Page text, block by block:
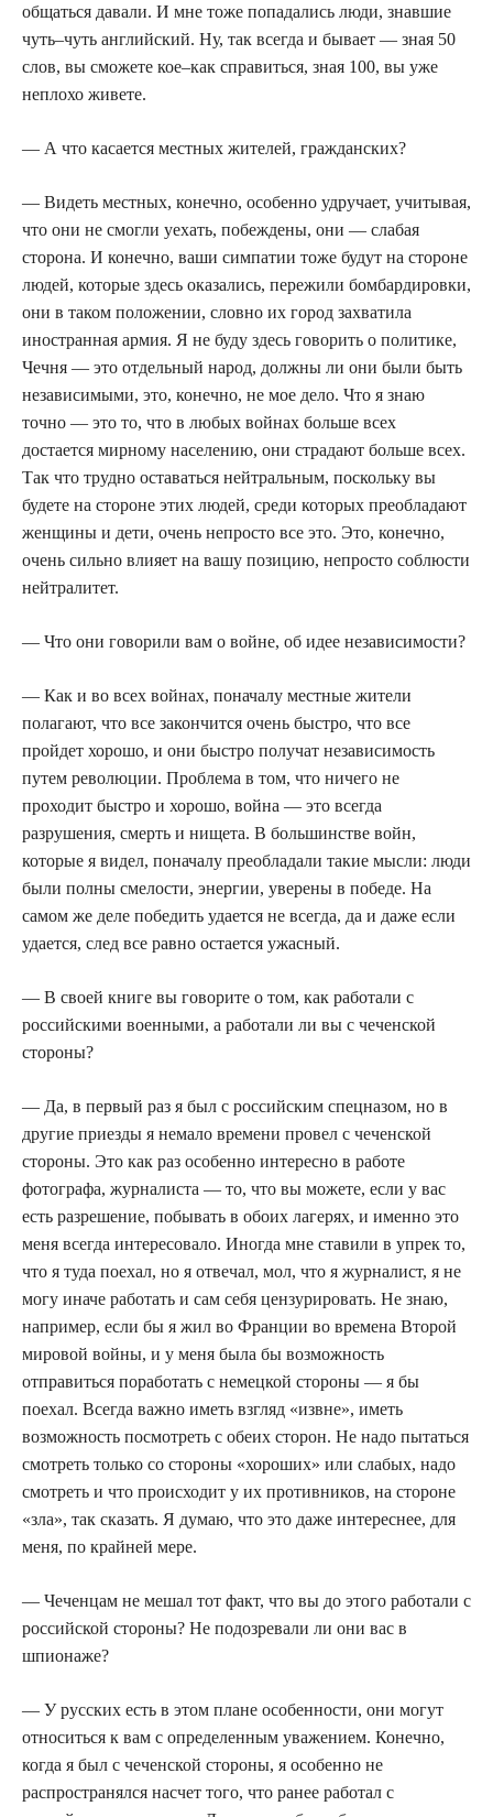
общаться давали. И мне тоже попадались люди, знавшие
чуть–чуть английский. Ну, так всегда и бывает — зная 50
слов, вы сможете кое–как справиться, зная 100, вы уже
неплохо живете.
— А что касается местных жителей, гражданских?
— Видеть местных, конечно, особенно удручает, учитывая,
что они не смогли уехать, побеждены, они — слабая
сторона. И конечно, ваши симпатии тоже будут на стороне
людей, которые здесь оказались, пережили бомбардировки,
они в таком положении, словно их город захватила
иностранная армия. Я не буду здесь говорить о политике,
Чечня — это отдельный народ, должны ли они были быть
независимыми, это, конечно, не мое дело. Что я знаю
точно — это то, что в любых войнах больше всех
достается мирному населению, они страдают больше всех.
Так что трудно оставаться нейтральным, поскольку вы
будете на стороне этих людей, среди которых преобладают
женщины и дети, очень непросто все это. Это, конечно,
очень сильно влияет на вашу позицию, непросто соблюсти
нейтралитет.
— Что они говорили вам о войне, об идее независимости?
— Как и во всех войнах, поначалу местные жители
полагают, что все закончится очень быстро, что все
пройдет хорошо, и они быстро получат независимость
путем революции. Проблема в том, что ничего не
проходит быстро и хорошо, война — это всегда
разрушения, смерть и нищета. В большинстве войн,
которые я видел, поначалу преобладали такие мысли: люди
были полны смелости, энергии, уверены в победе. На
самом же деле победить удается не всегда, да и даже если
удается, след все равно остается ужасный.
— В своей книге вы говорите о том, как работали с
российскими военными, а работали ли вы с чеченской
стороны?
— Да, в первый раз я был с российским спецназом, но в
другие приезды я немало времени провел с чеченской
стороны. Это как раз особенно интересно в работе
фотографа, журналиста — то, что вы можете, если у вас
есть разрешение, побывать в обоих лагерях, и именно это
меня всегда интересовало. Иногда мне ставили в упрек то,
что я туда поехал, но я отвечал, мол, что я журналист, я не
могу иначе работать и сам себя цензурировать. Не знаю,
например, если бы я жил во Франции во времена Второй
мировой войны, и у меня была бы возможность
отправиться поработать с немецкой стороны — я бы
поехал. Всегда важно иметь взгляд «извне», иметь
возможность посмотреть с обеих сторон. Не надо пытаться
смотреть только со стороны «хороших» или слабых, надо
смотреть и что происходит у их противников, на стороне
«зла», так сказать. Я думаю, что это даже интереснее, для
меня, по крайней мере.
— Чеченцам не мешал тот факт, что вы до этого работали с
российской стороны? Не подозревали ли они вас в
шпионаже?
— У русских есть в этом плане особенности, они могут
относиться к вам с определенным уважением. Конечно,
когда я был с чеченской стороны, я особенно не
распространялся насчет того, что ранее работал с